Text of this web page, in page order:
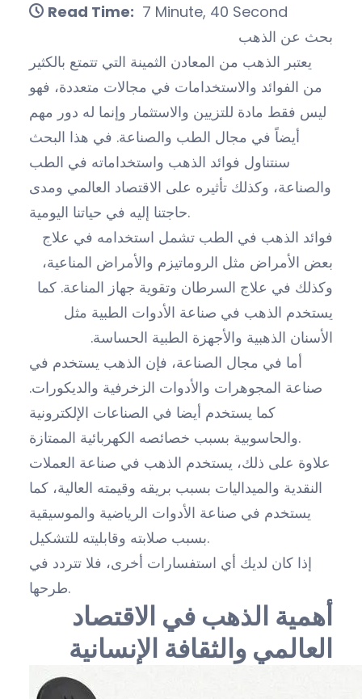
Read Time: 7 Minute, 40 Second
بحث عن الذهب
يعتبر الذهب من المعادن الثمينة التي تتمتع بالكثير
من الفوائد والاستخدامات في مجالات متعددة، فهو
ليس فقط مادة للتزيين والاستثمار وإنما له دور مهم
أيضاً في مجال الطب والصناعة. في هذا البحث
سنتناول فوائد الذهب واستخداماته في الطب
والصناعة، وكذلك تأثيره على الاقتصاد العالمي ومدى
حاجتنا إليه في حياتنا اليومية.
فوائد الذهب في الطب تشمل استخدامه في علاج
بعض الأمراض مثل الروماتيزم والأمراض المناعية،
وكذلك في علاج السرطان وتقوية جهاز المناعة. كما
يستخدم الذهب في صناعة الأدوات الطبية مثل
الأسنان الذهبية والأجهزة الطبية الحساسة.
أما في مجال الصناعة، فإن الذهب يستخدم في
صناعة المجوهرات والأدوات الزخرفية والديكورات.
كما يستخدم أيضا في الصناعات الإلكترونية
والحاسوبية بسبب خصائصه الكهربائية الممتازة.
علاوة على ذلك، يستخدم الذهب في صناعة العملات
النقدية والميداليات بسبب بريقه وقيمته العالية، كما
يستخدم في صناعة الأدوات الرياضية والموسيقية
بسبب صلابته وقابليته للتشكيل.
إذا كان لديك أي استفسارات أخرى، فلا تتردد في
طرحها.
أهمية الذهب في الاقتصاد
العالمي والثقافة الإنسانية